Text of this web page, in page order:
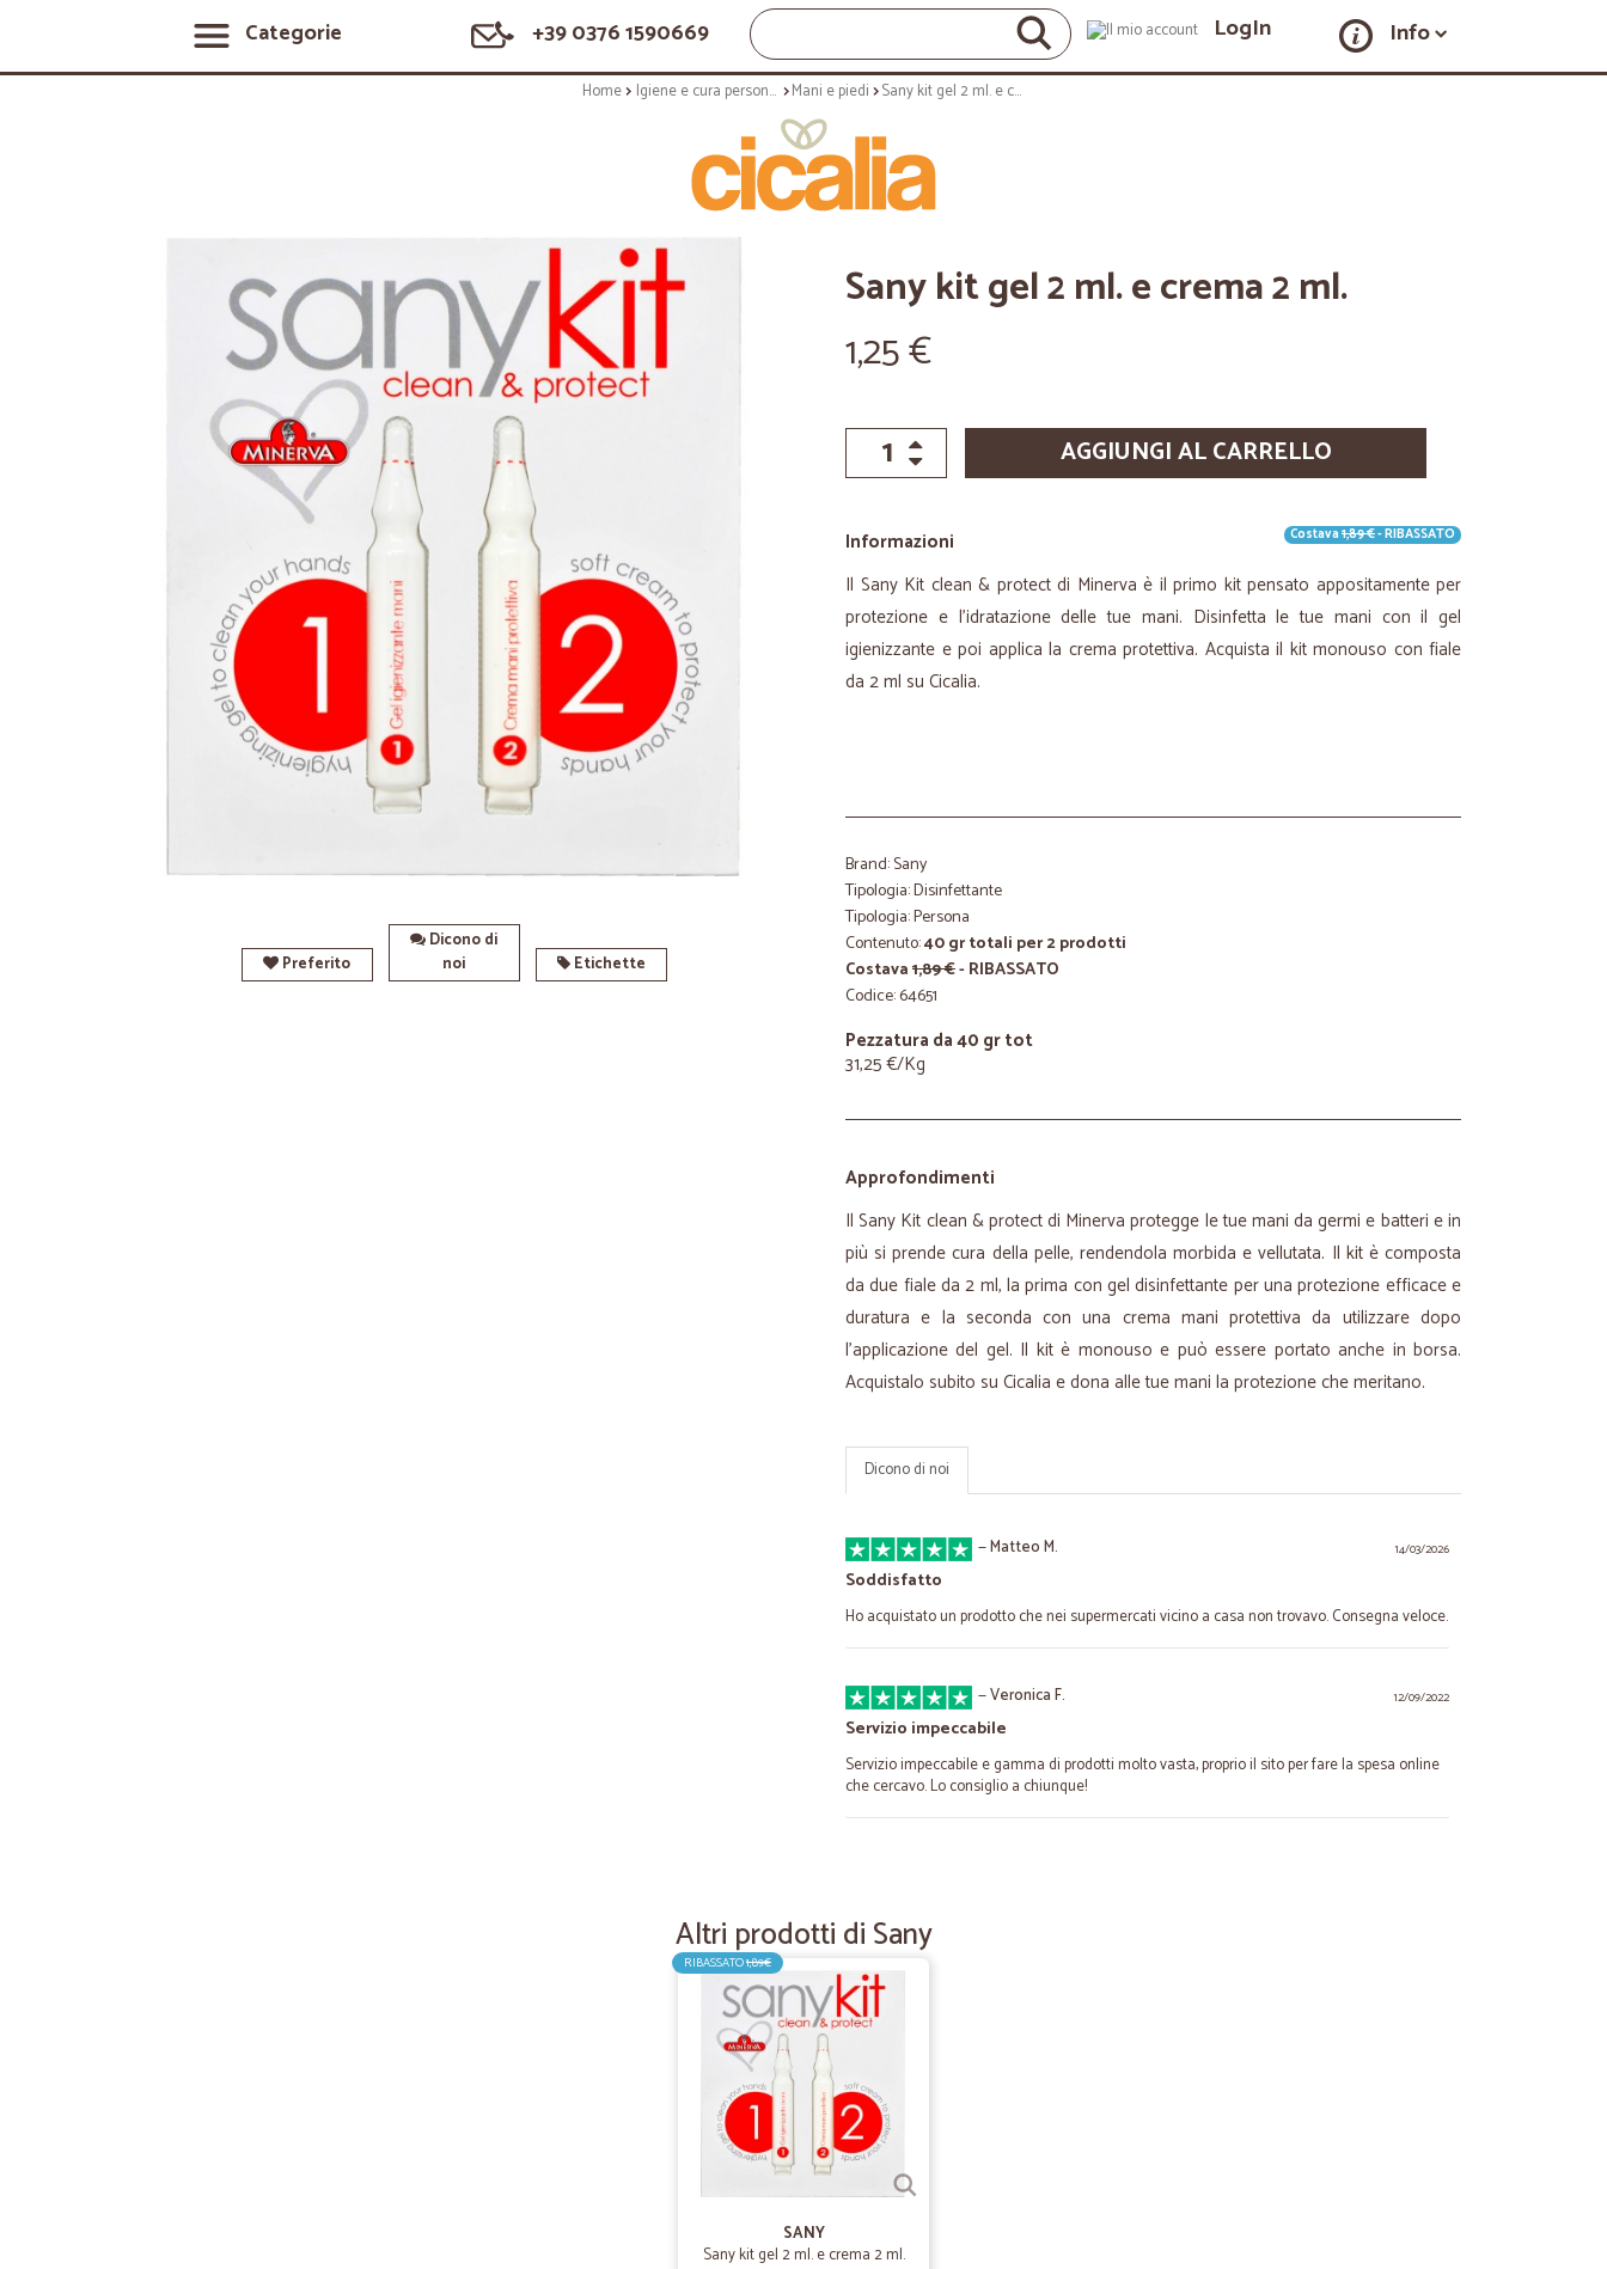
Categorie +39 0376 1590669 LogIn Info
Home Igiene e cura personale Mani e piedi Sany kit gel 2 ml. e crema 2 ml.
Preferito
Dicono di
noi
Etichette
Sany kit gel 2 ml. e crema 2 ml.
1,25 €
AGGIUNGI AL CARRELLO
Informazioni Costava1,89 €- RIBASSATO
Il Sany Kit clean & protect di Minerva è il primo kit pensato appositamente per
protezione e l’idratazione delle tue mani. Disinfetta le tue mani con il gel
igienizzante e poi applica la crema protettiva. Acquista il kit monouso con fiale
da 2 ml su Cicalia.
Brand: Sany
Tipologia: Disinfettante
Tipologia: Persona
Contenuto:40 gr totali per 2 prodotti
Costava1,89 €- RIBASSATO
Codice: 64651
Pezzatura da 40 gr tot
31,25 €/Kg
Approfondimenti
Il Sany Kit clean & protect di Minerva protegge le tue mani da germi e batteri e in
più si prende cura della pelle, rendendola morbida e vellutata. Il kit è composta
da due fiale da 2 ml, la prima con gel disinfettante per una protezione efficace e
duratura e la seconda con una crema mani protettiva da utilizzare dopo
l’applicazione del gel. Il kit è monouso e può essere portato anche in borsa.
Acquistalo subito su Cicalia e dona alle tue mani la protezione che meritano.
Dicono di noi
14/03/2026
—Matteo M.
Soddisfatto
Ho acquistato un prodotto che nei supermercati vicino a casa non trovavo. Consegna veloce.
12/09/2022
—Veronica F.
Servizio impeccabile
Servizio impeccabile e gamma di prodotti molto vasta, proprio il sito per fare la spesa online
che cercavo. Lo consiglio a chiunque!
Esperienza positiva, buono il numero di prodotti da poter scegliere , sito ben realizzato con
foto e immagini di qualità. soddisfatto
Ottimi prodotti puntualità nella consegna ottimo imballaggio
E' la prima volta che acquisto da CICALIA; i prodotti mi sono arrivati integri dopo due giorni
Altri prodotti di Sany
RIBASSATO1,89€
SANY
Sany kit gel 2 ml. e crema 2 ml.